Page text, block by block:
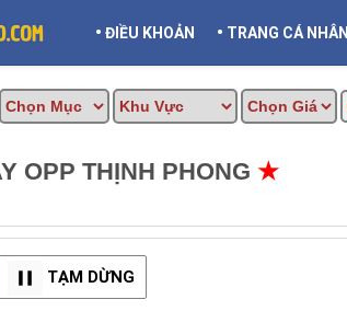
• ĐIỀU KHOẢN • TRANG CÁ NHÂN
OPP THỊNH PHONG ★
TẠM DỪNG